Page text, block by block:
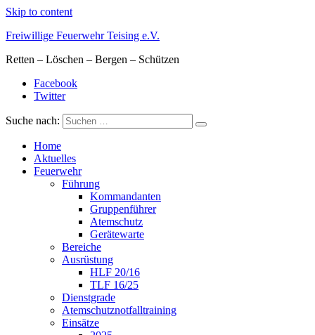
Skip to content
Freiwillige Feuerwehr Teising e.V.
Retten – Löschen – Bergen – Schützen
Facebook
Twitter
Suche nach:
Home
Aktuelles
Feuerwehr
Führung
Kommandanten
Gruppenführer
Atemschutz
Gerätewarte
Bereiche
Ausrüstung
HLF 20/16
TLF 16/25
Dienstgrade
Atemschutznotfalltraining
Einsätze